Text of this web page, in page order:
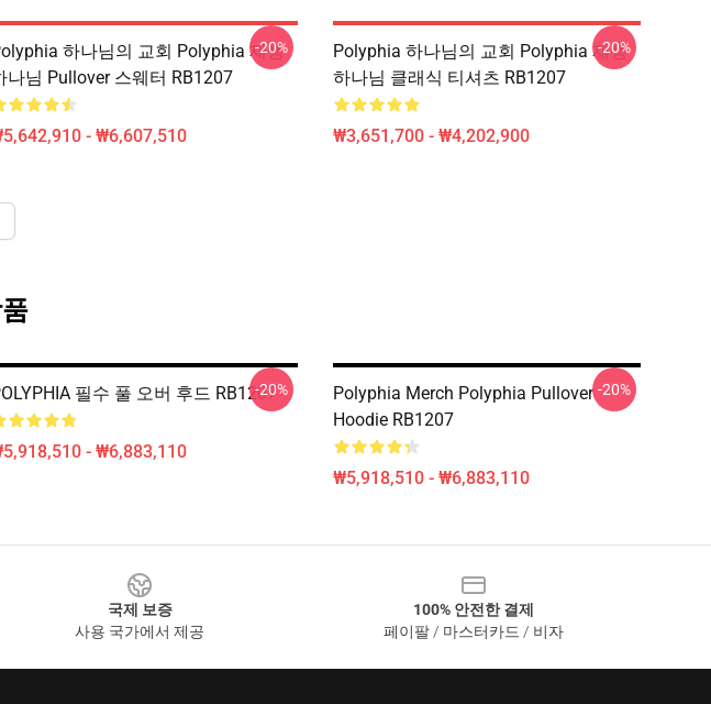
하나님의 교회 Polyphia 재생
나님 Pullover 스웨터 RB1207
- ₩6,607,510
-20%
Polyphia 하나님의 교회 Polyphia 재생
하나님 클래식 티셔츠 RB1207
₩3,651,700 - ₩4,202,900
-20%
필수 풀 오버 후드 RB1207
- ₩6,883,110
-20%
Polyphia Merch Polyphia Pullover
Hoodie RB1207
₩5,918,510 - ₩6,883,110
-20%
국제 보증
사용 국가에서 제공
100% 안전한 결제
페이팔 / 마스터카드 / 비자